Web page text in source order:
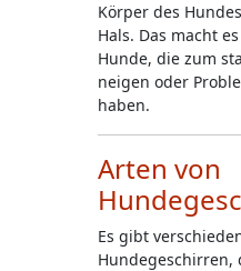
Körper des
Hals. Das macht
Hunde, die zum
neigen oder
haben.
Arten von
Es gibt
Hundegeschirren,